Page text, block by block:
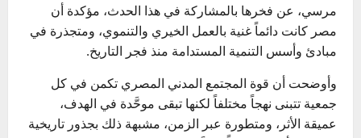
مرسي، عن فخرها بالمشاركة في هذا الحدث، مؤكدة أن
مصر كانت دائماً غنية بالعمل الخيري والتنموي، ومتجذرة في
مبادئ وأسس التنمية المستدامة منذ فجر التاريخ.
وأوضحت أن قوة المجتمع المدني المصري تكمن في كل
جمعية تتبنى نهجاً مختلفاً لكنها تبقى موحَّدة في الهدف،
عميقة الأثر، ومتطورة عبر الزمن، مشبهة ذلك بجذور تاريخية